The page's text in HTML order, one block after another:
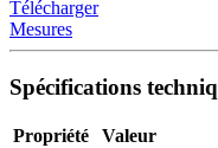
Télécharger
Mesures
Spécifications
Propriété
Valeur